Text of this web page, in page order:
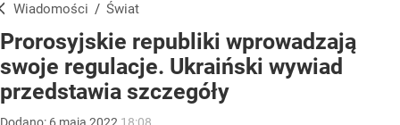
Wiadomości / Świat
Prorosyjskie republiki wprowadzają
swoje regulacje. Ukraiński wywiad
przedstawia szczegóły